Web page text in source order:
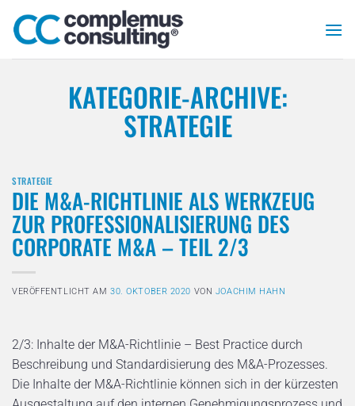
Inhalt
springen
KATEGORIE-ARCHIVE:
STRATEGIE
STRATEGIE
DIE M&A-RICHTLINIE ALS WERKZEUG
ZUR PROFESSIONALISIERUNG DES
CORPORATE M&A – TEIL 2/3
VERÖFFENTLICHT AM30. OKTOBER 2020 VON JOACHIM HAHN
2/3: Inhalte der M&A-Richtlinie – Best Practice durch
Beschreibung und Standardisierung des M&A-Prozesses.
Die Inhalte der M&A-Richtlinie können sich in der kürzesten